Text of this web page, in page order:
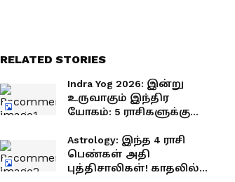
RELATED STORIES
Indra Yog 2026: இன்று
உருவாகும் இந்திர
யோகம்: 5 ராசிகளுக்கு
பொற்காலம் ஆரம்பம்.!
உங்க ராசி இருக்கா?
Astrology: இந்த 4 ராசி
பெண்கள் அதி
புத்திசாலிகள்! காதலில்